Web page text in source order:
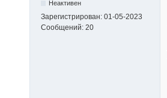
Неактивен
Зарегистрирован: 01-05-2023
Сообщений: 20